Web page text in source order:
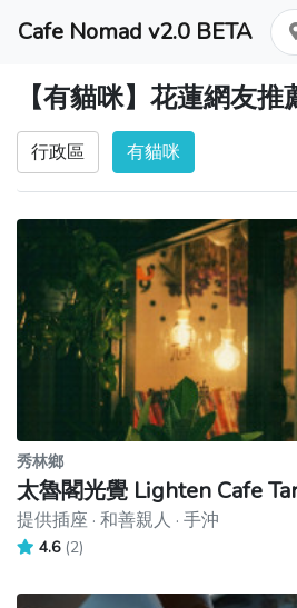
Cafe Nomad v2.0 BETA
【有貓咪】花蓮網友
行政區 有貓咪
秀林鄉
太魯閣光覺 Lighten Cafe
提供插座 · 和善親人 · 手沖
4.6 (2)